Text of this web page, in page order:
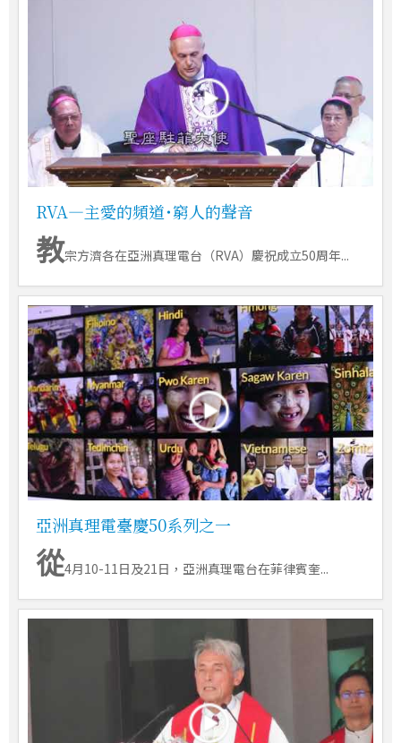
RVA―主愛的頻道˙窮人的聲音
教宗方濟各在亞洲真理電台（RVA）慶祝成立50周年...
亞洲真理電臺慶50系列之一
從4月10-11日及21日，亞洲真理電台在菲律賓奎...